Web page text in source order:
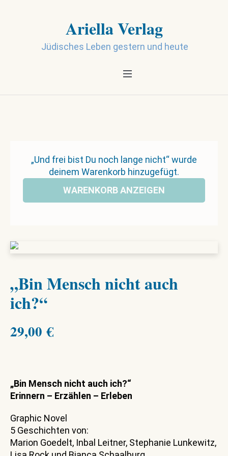
Ariella Verlag
Jüdisches Leben gestern und heute
„Und frei bist Du noch lange nicht“ wurde
deinem Warenkorb hinzugefügt.
WARENKORB ANZEIGEN
„Bin Mensch nicht auch
ich?“
29,00 €
„Bin Mensch nicht auch ich?“
Erinnern – Erzählen – Erleben
Graphic Novel
5 Geschichten von:
Marion Goedelt, Inbal Leitner, Stephanie Lunkewitz,